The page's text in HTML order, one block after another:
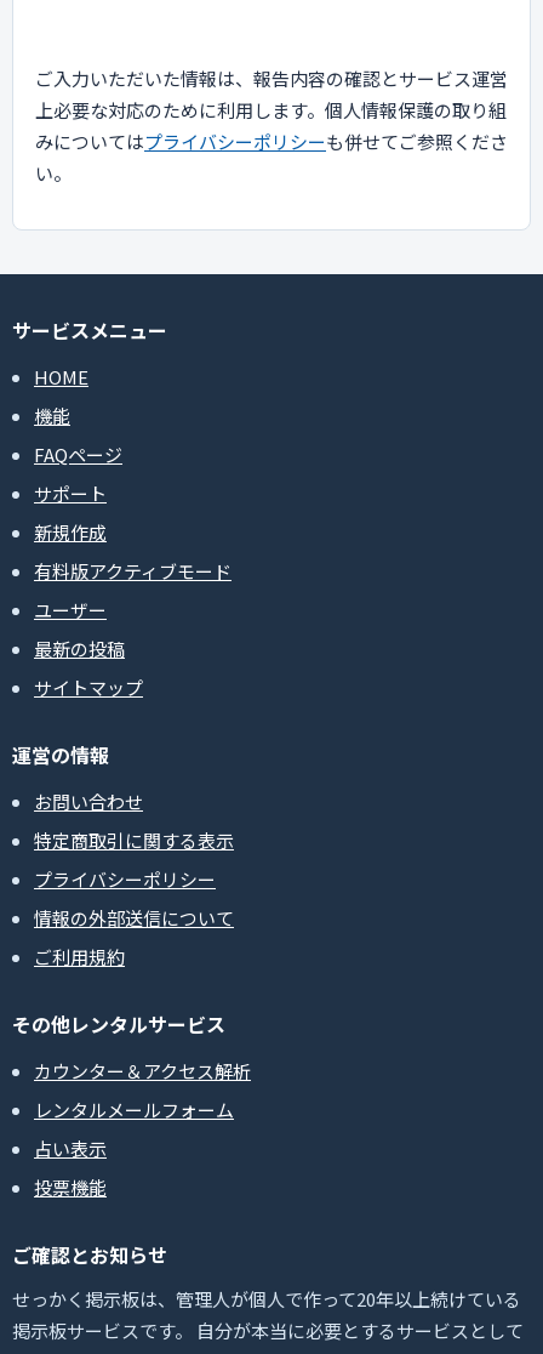
ご入力いただいた情報は、報告内容の確認とサービス運営
上必要な対応のために利用します。個人情報保護の取り組
みについてはプライバシーポリシーも併せてご参照くださ
い。
サービスメニュー
HOME
機能
FAQページ
サポート
新規作成
有料版アクティブモード
ユーザー
最新の投稿
サイトマップ
運営の情報
お問い合わせ
特定商取引に関する表示
プライバシーポリシー
情報の外部送信について
ご利用規約
その他レンタルサービス
カウンター＆アクセス解析
レンタルメールフォーム
占い表示
投票機能
ご確認とお知らせ
せっかく掲示板は、管理人が個人で作って20年以上続けている
掲示板サービスです。 自分が本当に必要とするサービスとして